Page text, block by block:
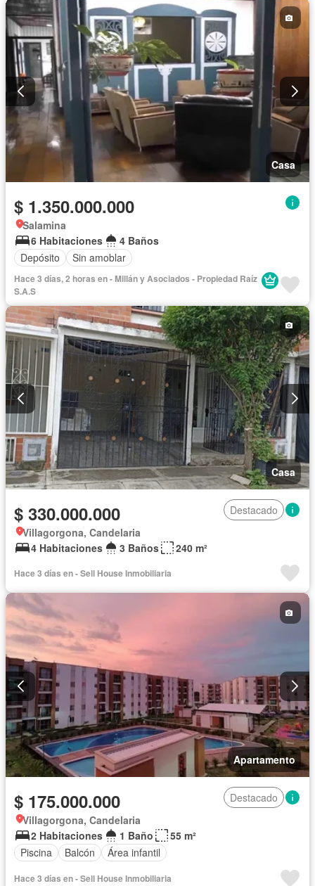
Casa
$ 1.350.000.000
Salamina
6 Habitaciones
4 Baños
Depósito
Sin amoblar
Hace 3 días, 2 horas en - Millán y Asociados - Propiedad Raíz
S.A.S
Casa
$ 330.000.000
Destacado
Villagorgona, Candelaria
4 Habitaciones
3 Baños 240 m²
Hace 3 días en - Sell House Inmobiliaria
Apartamento
$ 175.000.000
Destacado
Villagorgona, Candelaria
2 Habitaciones
1 Baño
55 m²
Piscina
Balcón Área infantil
Hace 3 días en - Sell House Inmobiliaria